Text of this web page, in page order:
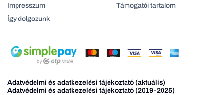
Impresszum
Így dolgozunk
Támogatói tartalom
Adatvédelmi és adatkezelési tájékoztató (aktuális)
Adatvédelmi és adatkezelési tájékoztató (2019-2025)